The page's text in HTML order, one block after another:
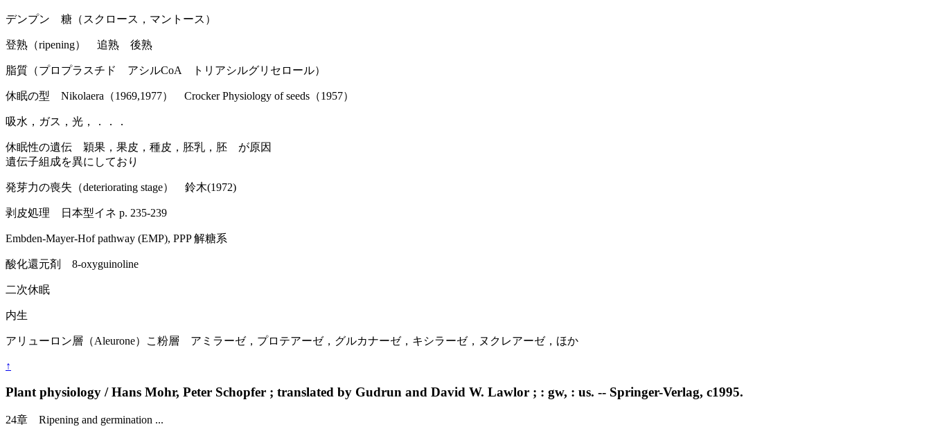
デンプン 糖（スクロース，マントース）
登熟（ripening） 追熟 後熟
脂質（プロプラスチド アシルCoA トリアシルグリセロール）
休眠の型 Nikolaera（1969,1977） Crocker Physiology of seeds（1957）
吸水，ガス，光，．．．
休眠性の遺伝 穎果，果皮，種皮，胚乳，胚 が原因
遺伝子組成を異にしており
発芽力の喪失（deteriorating stage） 鈴木(1972)
剥皮処理 日本型イネ p. 235-239
Embden-Mayer-Hof pathway (EMP), PPP 解糖系
酸化還元剤 8-oxyguinoline
二次休眠
内生
アリューロン層（Aleurone）こ粉層 アミラーゼ，プロテアーゼ，グルカナーゼ，キシラーゼ，ヌクレアーゼ，ほか
↑
Plant physiology / Hans Mohr, Peter Schopfer ; translated by Gudrun and David W. Lawlor ; : gw, : us. -- Springer-Verlag, c1995.
24章 Ripening and germination ...